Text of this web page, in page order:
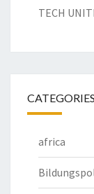
TECH
CATEGORIES
africa